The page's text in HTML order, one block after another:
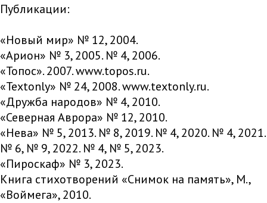
Публикации:
«Новый мир» № 12, 2004.
«Арион» № 3, 2005. № 4, 2006.
«Топос». 2007. www.topos.ru.
«Textonly» № 24, 2008. www.textonly.ru.
«Дружба народов» № 4, 2010.
«Северная Аврора» № 12, 2010.
«Нева» № 5, 2013. № 8, 2019. № 4, 2020. № 4, 2021.
№ 6, № 9, 2022. № 4, № 5, 2023.
«Пироскаф» № 3, 2023.
Книга стихотворений «Снимок на память», М.,
«Воймега», 2010.